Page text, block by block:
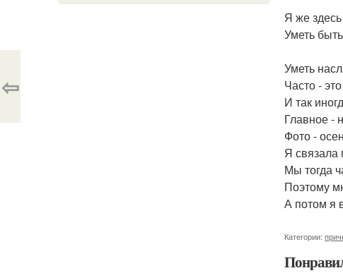
Я же
Уметь
Уметь
Часто -
И так
Главное -
Фото -
Я связала
Мы тогда
Поэтому
А потом я
Категории:
⇦